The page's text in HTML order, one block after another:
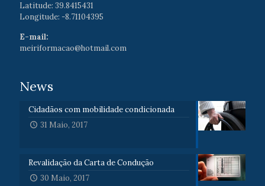
Latitude: 39.8415431
Longitude: -8.71104395
E-mail:
meiriformacao@hotmail.com
News
Cidadãos com mobilidade condicionada
31 Maio, 2017
Revalidação da Carta de Condução
30 Maio, 2017